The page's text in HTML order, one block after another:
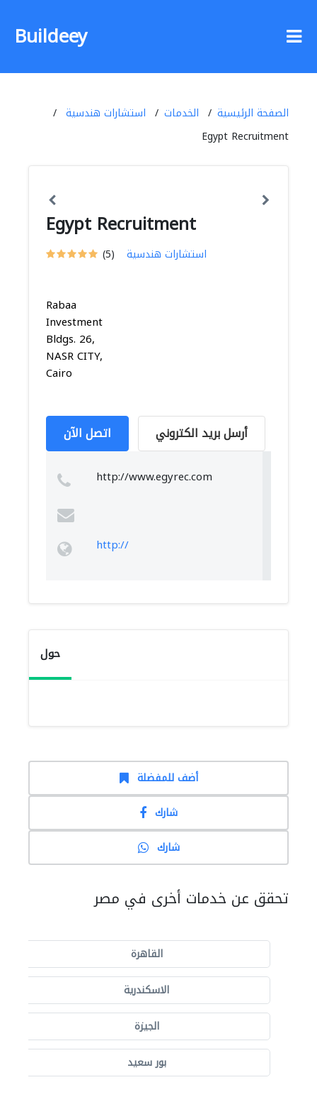
Buildeey
الصفحة الرئيسية الخدمات
استشارات هندسية
Egypt Recruitment
Egypt Recruitment
(5) استشارات هندسية
Rabaa
Investment
Bldgs. 26,
NASR CITY,
Cairo
اتصل الآن أرسل بريد الكتروني
http://www.egyrec.com
http://
حول
أضف للمفضلة
شارك
شارك
تحقق عن خدمات أخرى في مصر
القاهرة
الاسكندرية
الجيزة
بور سعيد